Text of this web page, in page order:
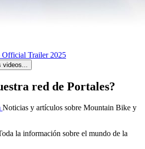
Trailer 2025
videos...
red de Portales?
Noticias y artículos sobre Mountain Bike y
la información sobre el mundo de la